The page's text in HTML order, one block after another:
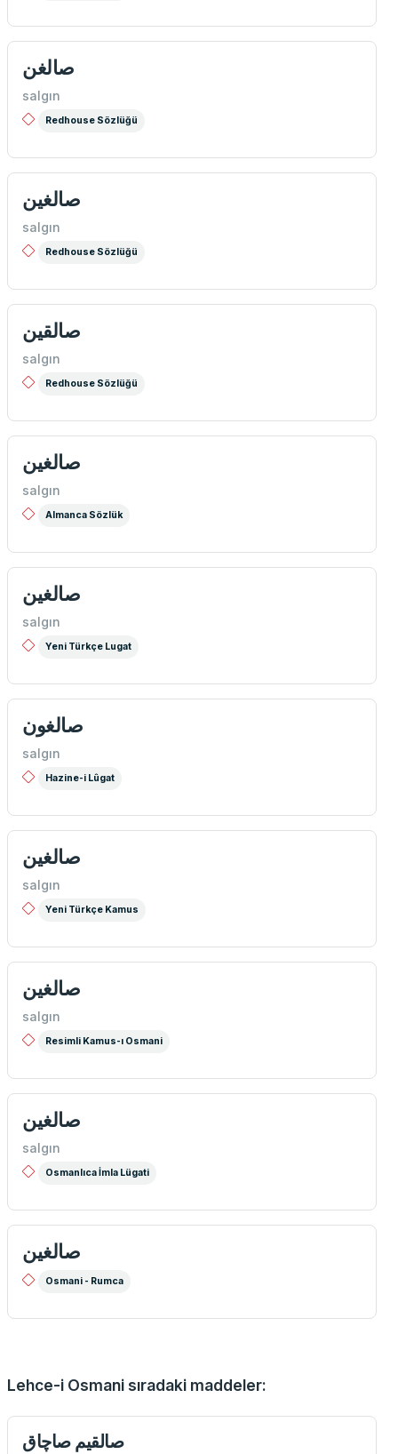
صالغن
salgın
Redhouse Sözlüğü
صالغين
salgın
Redhouse Sözlüğü
صالقین
salgın
Redhouse Sözlüğü
صالغين
salgın
Almanca Sözlük
صالغين
salgın
Yeni Türkçe Lugat
صالغون
salgın
Hazine-i Lûgat
صالغين
salgın
Yeni Türkçe Kamus
صالغين
salgın
Resimli Kamus-ı Osmani
صالغین
salgın
Osmanlıca İmla Lügati
صالغين
Osmani - Rumca
Lehce-i Osmani sıradaki maddeler:
صالقيم صاچاق